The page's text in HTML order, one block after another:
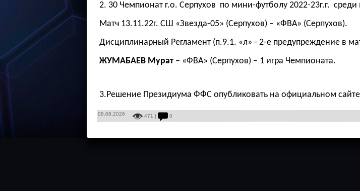
2. 30 Чемпионат г.о. Серпухов по мини-футболу 2022-23г.г.
Матч 13.11.22г. СШ «Звезда-05» (Серпухов) – «ФВА» (Серпухов).
Дисциплинарный Регламент (п.9.1. «л» - 2-е предупреждение в
ЖУМАБАЕВ Мурат – «ФВА» (Серпухов) – 1 игра Чемпионата.
3.Решение Президиума ФФС опубликовать на официальном
08.08.2026 471 | 0